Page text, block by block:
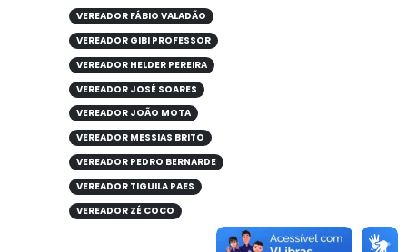
VEREADOR FÁBIO VALADÃO
VEREADOR GIBI PROFESSOR
VEREADOR HELDER PEREIRA
VEREADOR JOSÉ SOARES
VEREADOR JOÃO MOTA
VEREADOR MESSIAS BRITO
VEREADOR PEDRO BERNARDE
VEREADOR TIGUILA PAES
VEREADOR ZÉ COCO